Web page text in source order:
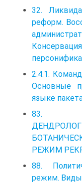
32.
реформ.
2.4.1.
Основные
языке
83.
РЕЖИМ
88.
режим. Виды